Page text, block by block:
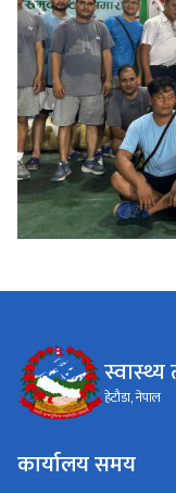
हेटौडा, नेपाल
कार्यालय समय